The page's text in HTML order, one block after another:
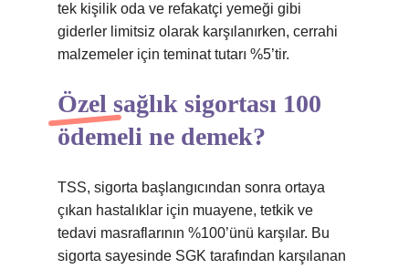
tek kişilik oda ve refakatçi yemeği gibi
giderler limitsiz olarak karşılanırken, cerrahi
malzemeler için teminat tutarı %5’tir.
Özel sağlık sigortası 100
ödemeli ne demek?
TSS, sigorta başlangıcından sonra ortaya
çıkan hastalıklar için muayene, tetkik ve
tedavi masraflarının %100’ünü karşılar. Bu
sigorta sayesinde SGK tarafından karşılanan